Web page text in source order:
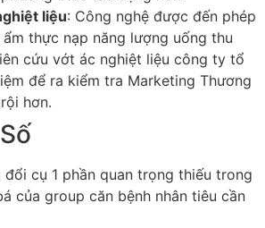
liệu: Công nghệ được đến phép
thực nạp năng lượng uống thu
cứu vớt ác nghiệt liệu công ty tổ
để ra kiểm tra Marketing Thương
hơn.
cụ 1 phần quan trọng thiếu trong
của group căn bệnh nhân tiêu cần